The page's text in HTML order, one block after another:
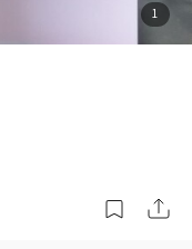
.오른편에 세상에서는
면?라는 질문이 자연
가 기다리든 지금의 삶
은 결론이 남게 되었다.
거로 돌아갈 수 있는
까... 거울을 소
정은 아니지만 주인공
첨
부
사
1